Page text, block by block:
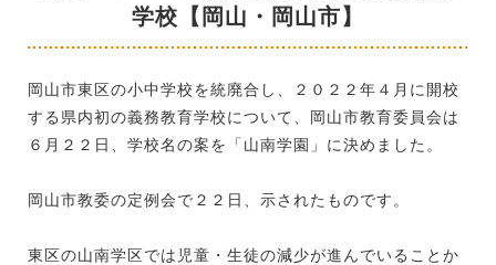
学校【岡山・岡山市】
岡山市東区の小中学校を統廃合し、２０２２年４月に開校
する県内初の義務教育学校について、岡山市教育委員会は
６月２２日、学校名の案を「山南学園」に決めました。
岡山市教委の定例会で２２日、示されたものです。
東区の山南学区では児童・生徒の減少が進んでいることか